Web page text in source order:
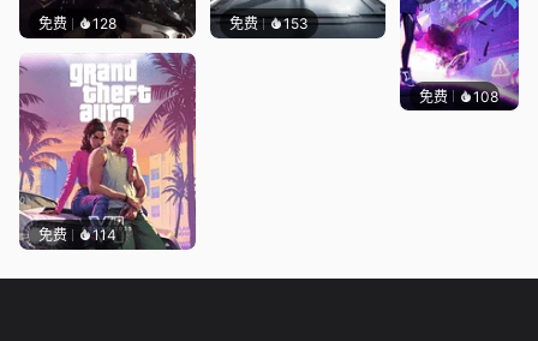
免费 128 免费 153
免费 114
免费 108Asuki